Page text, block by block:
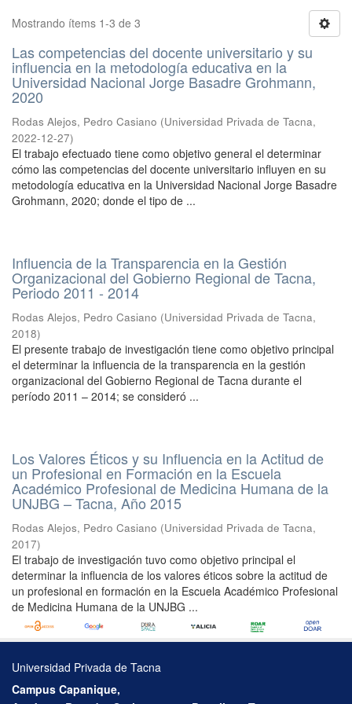
Mostrando ítems 1-3 de 3
Las competencias del docente universitario y su
influencia en la metodología educativa en la
Universidad Nacional Jorge Basadre Grohmann,
2020
Rodas Alejos, Pedro Casiano (Universidad Privada de Tacna,
2022-12-27)
El trabajo efectuado tiene como objetivo general el determinar
cómo las competencias del docente universitario influyen en su
metodología educativa en la Universidad Nacional Jorge Basadre
Grohmann, 2020; donde el tipo de ...
Influencia de la Transparencia en la Gestión
Organizacional del Gobierno Regional de Tacna,
Periodo 2011 - 2014
Rodas Alejos, Pedro Casiano (Universidad Privada de Tacna,
2018)
El presente trabajo de investigación tiene como objetivo principal
el determinar la influencia de la transparencia en la gestión
organizacional del Gobierno Regional de Tacna durante el
período 2011 – 2014; se consideró ...
Los Valores Éticos y su Influencia en la Actitud de
un Profesional en Formación en la Escuela
Académico Profesional de Medicina Humana de la
UNJBG – Tacna, Año 2015
Rodas Alejos, Pedro Casiano (Universidad Privada de Tacna,
2017)
El trabajo de investigación tuvo como objetivo principal el
determinar la influencia de los valores éticos sobre la actitud de
un profesional en formación en la Escuela Académico Profesional
de Medicina Humana de la UNJBG ...
Universidad Privada de Tacna
Campus Capanique,